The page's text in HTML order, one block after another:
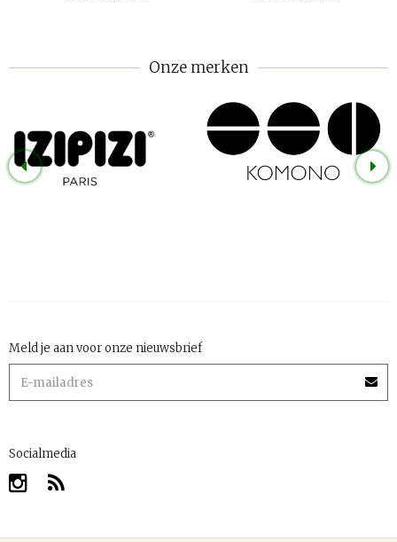
Onze merken
Meld je aan voor onze nieuwsbrief
Socialmedia